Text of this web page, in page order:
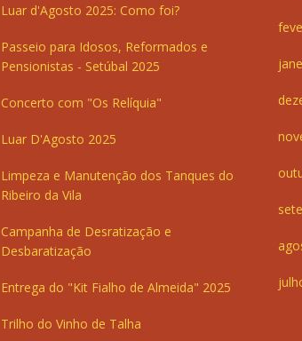
Luar d'Agosto 2025: Como foi?
Passeio para Idosos, Reformados e
Pensionistas - Setúbal 2025
Concerto com "Os Relíquia"
Luar D'Agosto 2025
Limpeza e Manutenção dos Tanques do
Ribeiro da Vila
Campanha de Desratização e
Desbaratização
Entrega do "Kit Fialho de Almeida" 2025
Trilho do Vinho de Talha